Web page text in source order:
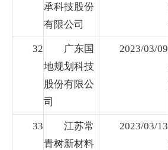
承科技股份
有限公司
32
广东国
地规划科技
股份有限公
司
2023/03/09
33
江苏常
青树新材料
2023/03/13